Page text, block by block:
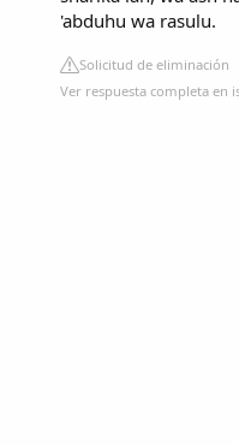
'abduhu wa rasulu.
Solicitud de eliminación
Ver respuesta completa en